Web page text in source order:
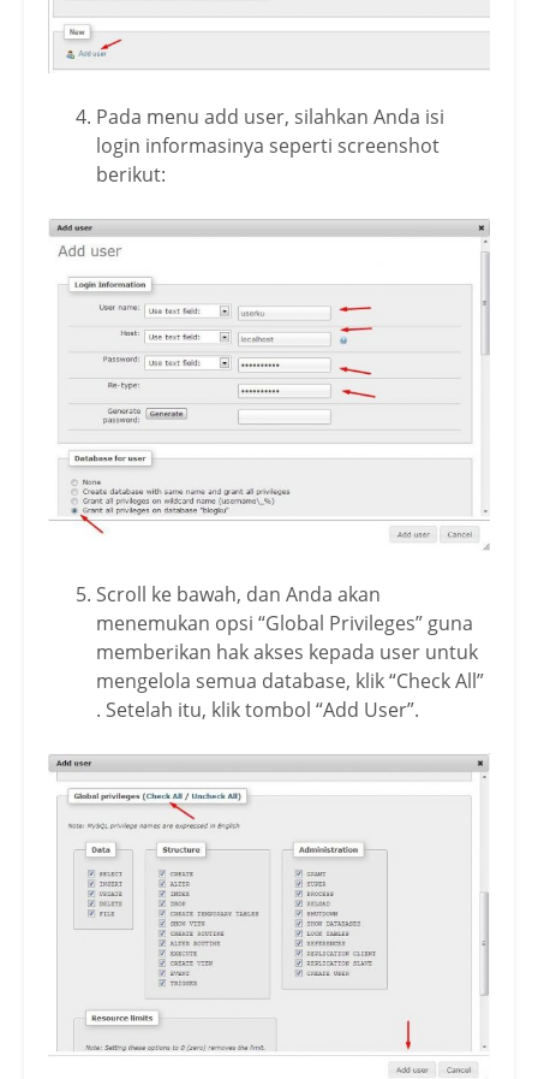
Pada menu add user, silahkan Anda isi
login informasinya seperti screenshot
berikut:
Scroll ke bawah, dan Anda akan
menemukan opsi “Global Privileges” guna
memberikan hak akses kepada user untuk
mengelola semua database, klik “Check All”
. Setelah itu, klik tombol “Add User”.